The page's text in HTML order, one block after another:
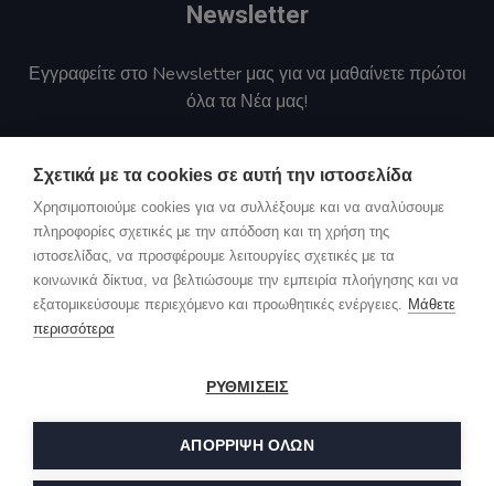
Newsletter
Εγγραφείτε στο Newsletter μας για να μαθαίνετε πρώτοι
όλα τα Νέα μας!
Αποστολή
Συμφωνώ με τους όρους προστασίας προσωπικών
δεδομένων
© Copyright 2023. All Rights Reserved by Maintech.
Σχετικά με τα cookies σε αυτή την ιστοσελίδα
Χρησιμοποιούμε cookies για να συλλέξουμε και να αναλύσουμε
πληροφορίες σχετικές με την απόδοση και τη χρήση της
ιστοσελίδας, να προσφέρουμε λειτουργίες σχετικές με τα
κοινωνικά δίκτυα, να βελτιώσουμε την εμπειρία πλοήγησης και να
εξατομικεύσουμε περιεχόμενο και προωθητικές ενέργειες. Μάθετε
περισσότερα
ΡΥΘΜΙΣΕΙΣ
ΑΠΌΡΡΙΨΗ ΌΛΩΝ